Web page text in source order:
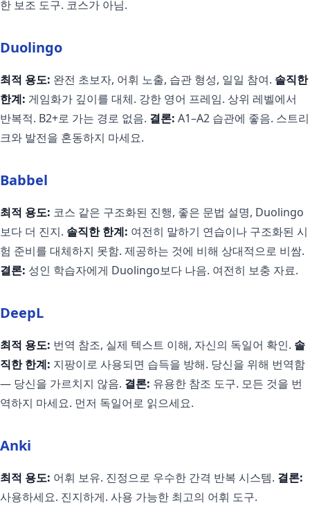
한 보조 도구. 코스가 아님.
Duolingo
최적 용도: 완전 초보자, 어휘 노출, 습관 형성, 일일 참여. 솔직한
한계: 게임화가 깊이를 대체. 강한 영어 프레임. 상위 레벨에서
반복적. B2+로 가는 경로 없음. 결론: A1–A2 습관에 좋음. 스트리
크와 발전을 혼동하지 마세요.
Babbel
최적 용도: 코스 같은 구조화된 진행, 좋은 문법 설명, Duolingo
보다 더 진지. 솔직한 한계: 여전히 말하기 연습이나 구조화된 시
험 준비를 대체하지 못함. 제공하는 것에 비해 상대적으로 비쌈.
결론: 성인 학습자에게 Duolingo보다 나음. 여전히 보충 자료.
DeepL
최적 용도: 번역 참조, 실제 텍스트 이해, 자신의 독일어 확인. 솔
직한 한계: 지팡이로 사용되면 습득을 방해. 당신을 위해 번역함
— 당신을 가르치지 않음. 결론: 유용한 참조 도구. 모든 것을 번
역하지 마세요. 먼저 독일어로 읽으세요.
Anki
최적 용도: 어휘 보유. 진정으로 우수한 간격 반복 시스템. 결론:
사용하세요. 진지하게. 사용 가능한 최고의 어휘 도구.